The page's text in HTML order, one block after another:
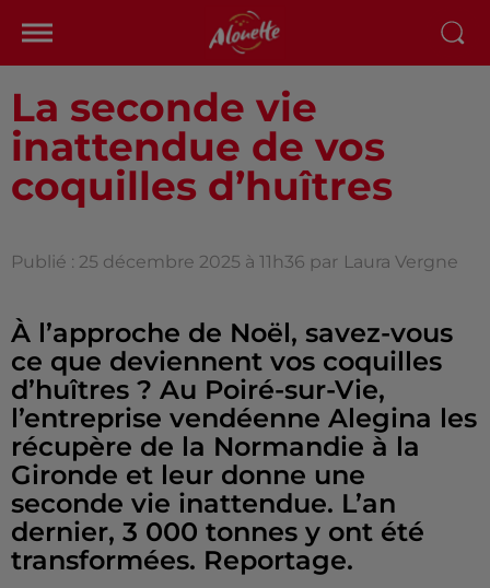
La seconde vie
inattendue de vos
coquilles d’huîtres
Publié : 25 décembre 2025 à 11h36 par Laura Vergne
À l’approche de Noël, savez-vous
ce que deviennent vos coquilles
d’huîtres ? Au Poiré-sur-Vie,
l’entreprise vendéenne Alegina les
récupère de la Normandie à la
Gironde et leur donne une
seconde vie inattendue. L’an
dernier, 3 000 tonnes y ont été
transformées. Reportage.